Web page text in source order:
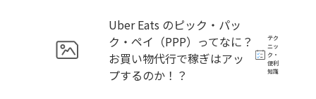
Uber Eats のピック・パッ
ク・ペイ（PPP）ってなに？
お買い物代行で稼ぎはアッ
プするのか！？
テク
ニッ
ク・
便利
知識